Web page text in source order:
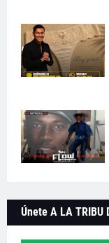
Únete A LA TRIBU